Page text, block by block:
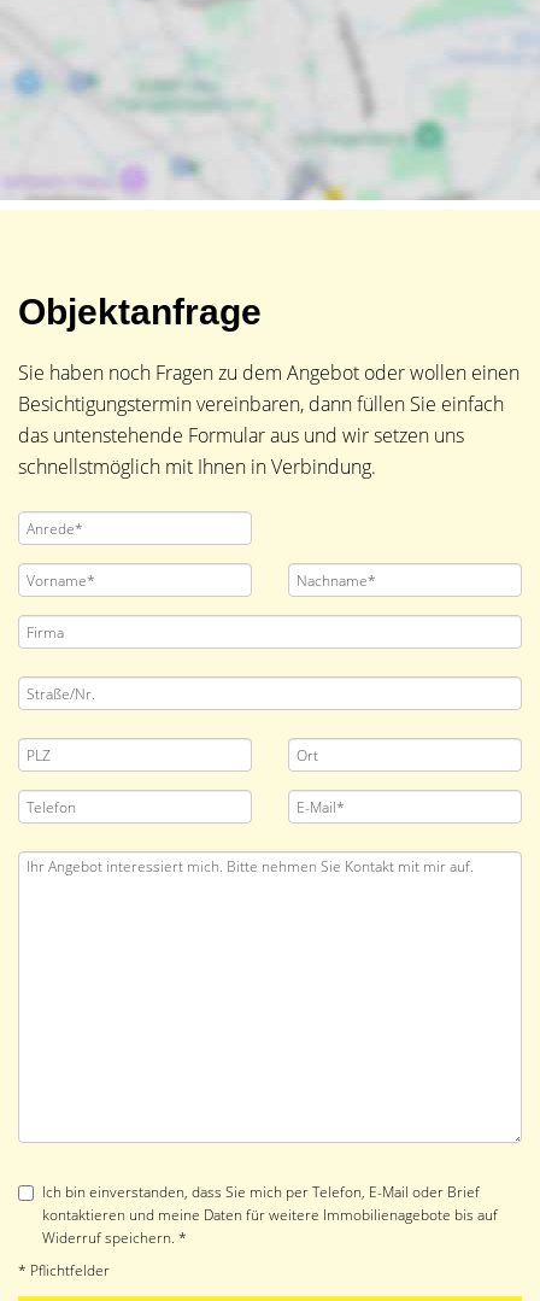
Objektanfrage
Sie haben noch Fragen zu dem Angebot oder wollen einen
Besichtigungstermin vereinbaren, dann füllen Sie einfach
das untenstehende Formular aus und wir setzen uns
schnellstmöglich mit Ihnen in Verbindung.
Ich bin einverstanden, dass Sie mich per Telefon, E-Mail oder Brief
kontaktieren und meine Daten für weitere Immobilienagebote bis auf
Widerruf speichern. *
* Pflichtfelder